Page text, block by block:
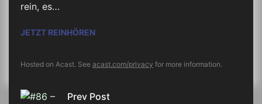
rein, es…
JETZT REINHÖREN#87 – K PART 2 – DAS FOTOALPHABET
Hosted on Acast. See acast.com/privacy for more information.
Prev Post